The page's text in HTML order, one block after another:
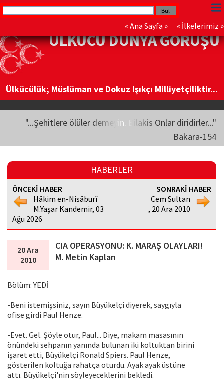
« Ana Sayfa » « İlkelerimiz »
ÜLKÜCÜ DÜNYA GÖRÜŞÜ
Ülkücülük; Müslüman ve Dokuz Işıkçı Milliyetçiliktir...
"...Şehitlere ölüler demeyin. Bilakis Onlar diridirler..."
Bakara-154
HABERLER
ÖNCEKİ HABER
Hâkim en-Nisâburî
M.Yaşar Kandemir, 03
Ağu 2026
SONRAKİ HABER
Cem Sultan
, 20 Ara 2010
20 Ara
2010
CIA OPERASYONU: K. MARAŞ OLAYLARI!
M. Metin Kaplan
Bölüm: YEDİ
-Beni istemişsiniz, sayın Büyükelçi diyerek, saygıyla
ofise girdi Paul Henze.
-Evet. Gel. Şöyle otur, Paul... Diye, makam masasının
önündeki sehpanın yanında bulunan iki koltuktan birini
işaret etti, Büyükelçi Ronald Spiers. Paul Henze,
gösterilen koltuğa rahatça oturdu. Ayak ayak üstüne
attı. Büyükelçi'nin söyleyeceklerini bekledi.